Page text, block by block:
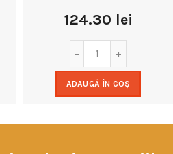
124.30 lei
ADAUGĂ ÎN COȘ